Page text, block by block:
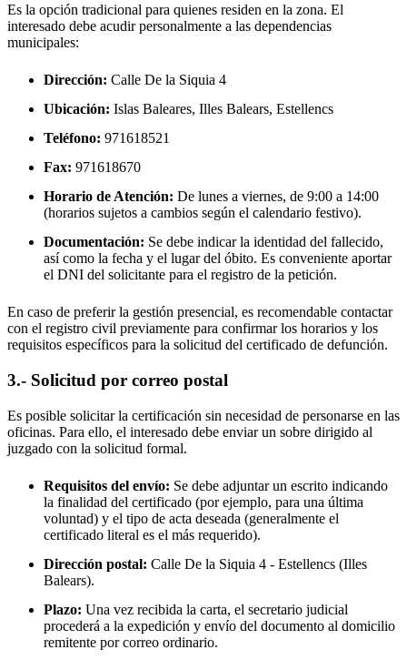
Es la opción tradicional para quienes residen en la zona. El
interesado debe acudir personalmente a las dependencias
municipales:
Dirección: Calle De la Siquia 4
Ubicación: Islas Baleares, Illes Balears, Estellencs
Teléfono: 971618521
Fax: 971618670
Horario de Atención: De lunes a viernes, de 9:00 a 14:00
(horarios sujetos a cambios según el calendario festivo).
Documentación: Se debe indicar la identidad del fallecido,
así como la fecha y el lugar del óbito. Es conveniente aportar
el DNI del solicitante para el registro de la petición.
En caso de preferir la gestión presencial, es recomendable contactar
con el registro civil previamente para confirmar los horarios y los
requisitos específicos para la solicitud del certificado de defunción.
3.- Solicitud por correo postal
Es posible solicitar la certificación sin necesidad de personarse en las
oficinas. Para ello, el interesado debe enviar un sobre dirigido al
juzgado con la solicitud formal.
Requisitos del envío: Se debe adjuntar un escrito indicando
la finalidad del certificado (por ejemplo, para una última
voluntad) y el tipo de acta deseada (generalmente el
certificado literal es el más requerido).
Dirección postal: Calle De la Siquia 4 - Estellencs (Illes
Balears).
Plazo: Una vez recibida la carta, el secretario judicial
procederá a la expedición y envío del documento al domicilio
remitente por correo ordinario.